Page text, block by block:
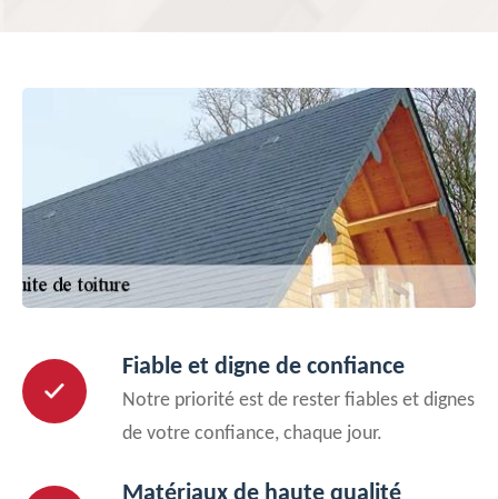
Fiable et digne de confiance
Notre priorité est de rester fiables et dignes
de votre confiance, chaque jour.